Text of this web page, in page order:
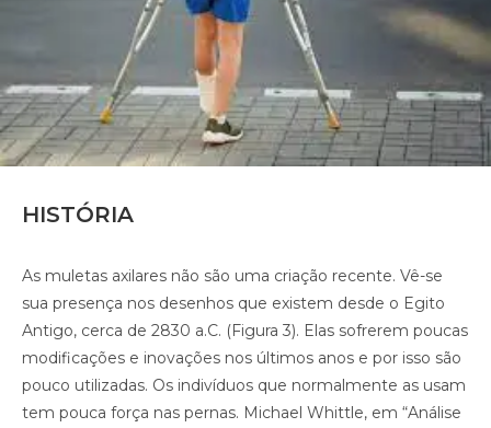
HISTÓRIA
As muletas axilares não são uma criação recente. Vê-se
sua presença nos desenhos que existem desde o Egito
Antigo, cerca de 2830 a.C. (Figura 3). Elas sofrerem poucas
modificações e inovações nos últimos anos e por isso são
pouco utilizadas. Os indivíduos que normalmente as usam
tem pouca força nas pernas. Michael Whittle, em “Análise